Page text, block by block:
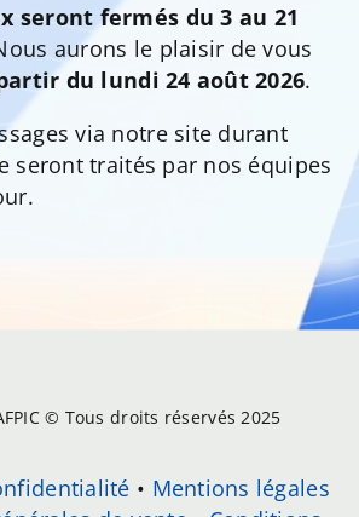
seront fermés du 3 au 21
aurons le plaisir de vous
du lundi 24 août 2026.
via notre site durant
seront traités par nos équipes
© Tous droits réservés 2025
• Mentions légales